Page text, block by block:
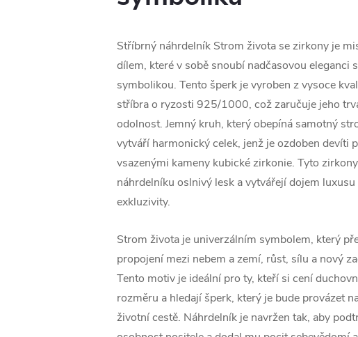
Stříbrný náhrdelník Strom života se zirkony je
dílem, které v sobě snoubí nadčasovou eleganci
symbolikou. Tento šperk je vyroben z vysoce
stříbra o ryzosti 925/1000, což zaručuje jeho
odolnost. Jemný kruh, který obepíná samotný
vytváří harmonický celek, jenž je ozdoben devíti
vsazenými kameny kubické zirkonie. Tyto
náhrdelníku oslnivý lesk a vytvářejí dojem luxusu
exkluzivity.
Strom života je univerzálním symbolem, který
propojení mezi nebem a zemí, růst, sílu a nový
Tento motiv je ideální pro ty, kteří si cení
rozměru a hledají šperk, který je bude provázet
životní cestě. Náhrdelník je navržen tak, aby